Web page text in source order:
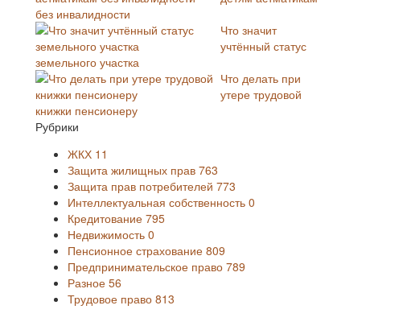
без инвалидности
Что значит
учтённый статус
земельного участка
Что делать при
утере трудовой
книжки пенсионеру
Рубрики
ЖКХ 11
Защита жилищных прав 763
Защита прав потребителей 773
Интеллектуальная собственность 0
Кредитование 795
Недвижимость 0
Пенсионное страхование 809
Предпринимательское право 789
Разное 56
Трудовое право 813